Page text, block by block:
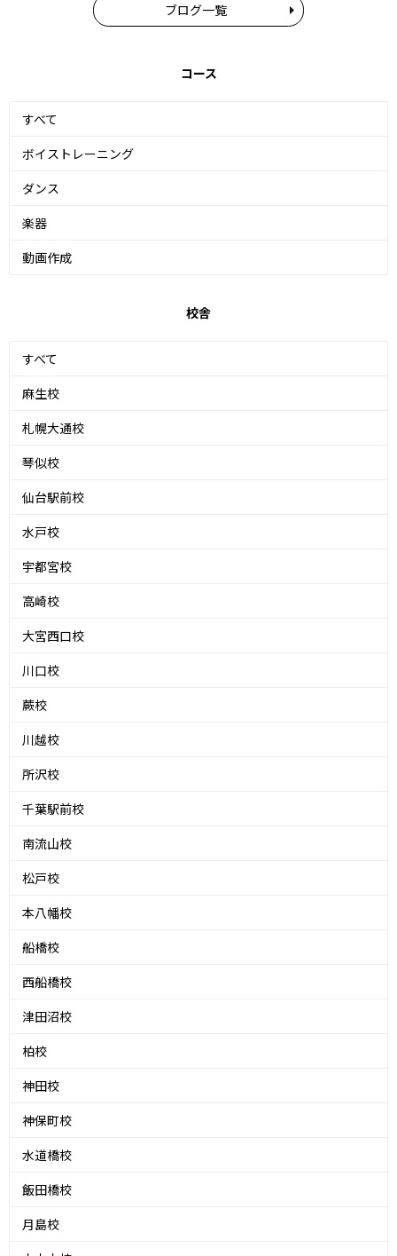
ブログ一覧
コース
すべて
ボイストレーニング
ダンス
楽器
動画作成
校舎
すべて
麻生校
札幌大通校
琴似校
仙台駅前校
水戸校
宇都宮校
高崎校
大宮西口校
川口校
蕨校
川越校
所沢校
千葉駅前校
南流山校
松戸校
本八幡校
船橋校
西船橋校
津田沼校
柏校
神田校
神保町校
水道橋校
飯田橋校
月島校